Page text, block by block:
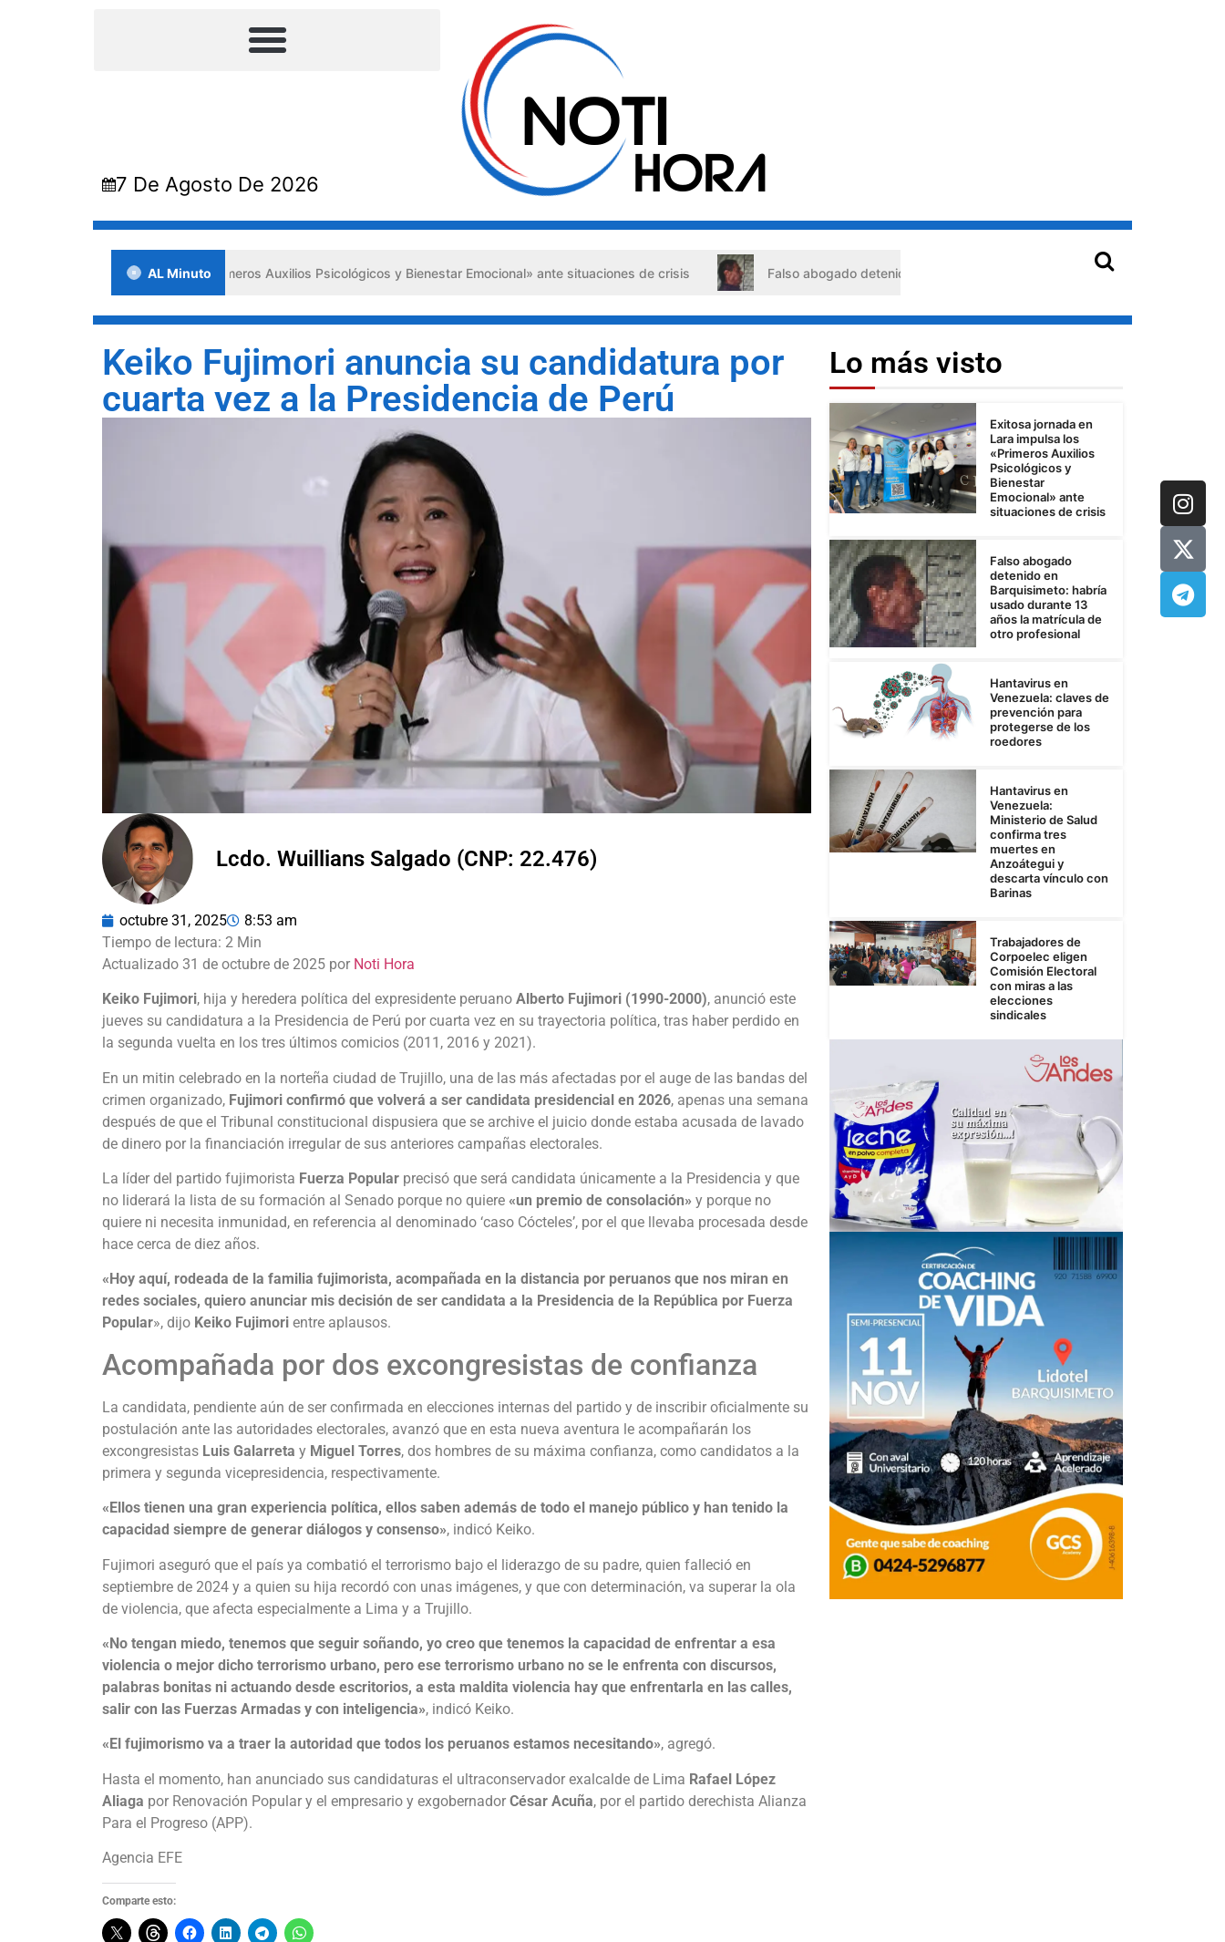
7 De Agosto De 2026
AL Minuto
en Lara impulsa los «Primeros Auxilios Psicológicos y Bienestar Emocional» ante situaciones de crisis Falso abogado detenido en Barquisimeto: habría usado durante 13 años la matrícula
Keiko Fujimori anuncia su candidatura por
cuarta vez a la Presidencia de Perú
Lcdo. Wuillians Salgado (CNP: 22.476)
octubre 31, 2025 8:53 am
Actualizado 31 de octubre de 2025 por Noti Hora
Keiko Fujimori, hija y heredera política del expresidente peruano Alberto Fujimori (1990-2000), anunció este
jueves su candidatura a la Presidencia de Perú por cuarta vez en su trayectoria política, tras haber perdido en
la segunda vuelta en los tres últimos comicios (2011, 2016 y 2021).
En un mitin celebrado en la norteña ciudad de Trujillo, una de las más afectadas por el auge de las bandas del
crimen organizado, Fujimori confirmó que volverá a ser candidata presidencial en 2026, apenas una semana
después de que el Tribunal constitucional dispusiera que se archive el juicio donde estaba acusada de lavado
de dinero por la financiación irregular de sus anteriores campañas electorales.
La líder del partido fujimorista Fuerza Popular precisó que será candidata únicamente a la Presidencia y que
no liderará la lista de su formación al Senado porque no quiere «un premio de consolación» y porque no
quiere ni necesita inmunidad, en referencia al denominado ‘caso Cócteles’, por el que llevaba procesada desde
hace cerca de diez años.
«Hoy aquí, rodeada de la familia fujimorista, acompañada en la distancia por peruanos que nos miran en
redes sociales, quiero anunciar mis decisión de ser candidata a la Presidencia de la República por Fuerza
Popular», dijo Keiko Fujimori entre aplausos.
Acompañada por dos excongresistas de confianza
La candidata, pendiente aún de ser confirmada en elecciones internas del partido y de inscribir oficialmente su
postulación ante las autoridades electorales, avanzó que en esta nueva aventura le acompañarán los
excongresistas Luis Galarreta y Miguel Torres, dos hombres de su máxima confianza, como candidatos a la
primera y segunda vicepresidencia, respectivamente.
«Ellos tienen una gran experiencia política, ellos saben además de todo el manejo público y han tenido la
capacidad siempre de generar diálogos y consenso», indicó Keiko.
Fujimori aseguró que el país ya combatió el terrorismo bajo el liderazgo de su padre, quien falleció en
septiembre de 2024 y a quien su hija recordó con unas imágenes, y que con determinación, va superar la ola
de violencia, que afecta especialmente a Lima y a Trujillo.
«No tengan miedo, tenemos que seguir soñando, yo creo que tenemos la capacidad de enfrentar a esa
violencia o mejor dicho terrorismo urbano, pero ese terrorismo urbano no se le enfrenta con discursos,
palabras bonitas ni actuando desde escritorios, a esta maldita violencia hay que enfrentarla en las calles,
salir con las Fuerzas Armadas y con inteligencia», indicó Keiko.
«El fujimorismo va a traer la autoridad que todos los peruanos estamos necesitando», agregó.
Hasta el momento, han anunciado sus candidaturas el ultraconservador exalcalde de Lima Rafael López
Aliaga por Renovación Popular y el empresario y exgobernador César Acuña, por el partido derechista Alianza
Para el Progreso (APP).
Agencia EFE
Comparte esto:
Lo más visto
Exitosa jornada en
Lara impulsa los
«Primeros Auxilios
Psicológicos y
Bienestar
Emocional» ante
situaciones de crisis
Falso abogado
detenido en
Barquisimeto: habría
usado durante 13
años la matrícula de
otro profesional
Hantavirus en
Venezuela: claves de
prevención para
protegerse de los
roedores
Hantavirus en
Venezuela:
Ministerio de Salud
confirma tres
muertes en
Anzoátegui y
descarta vínculo con
Barinas
Trabajadores de
Corpoelec eligen
Comisión Electoral
con miras a las
elecciones
sindicales